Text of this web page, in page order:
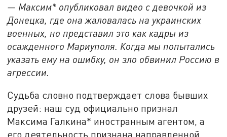
— Максим* опубликовал видео с девочкой из
Донецка, где она жаловалась на украинских
военных, но представил это как кадры из
осажденного Мариуполя. Когда мы попытались
указать ему на ошибку, он зло обвинил Россию в
агрессии.
Судьба словно подтверждает слова бывших
друзей: наш суд официально признал
Максима Галкина* иностранным агентом, а
его деятельность признана направленной